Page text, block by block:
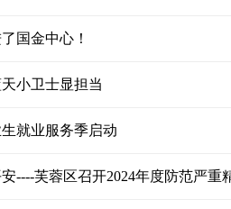
国金中心！
小卫士显担当
就业服务季启动